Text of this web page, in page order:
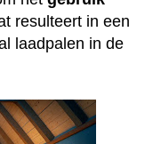
resulteert in een
laadpalen in de